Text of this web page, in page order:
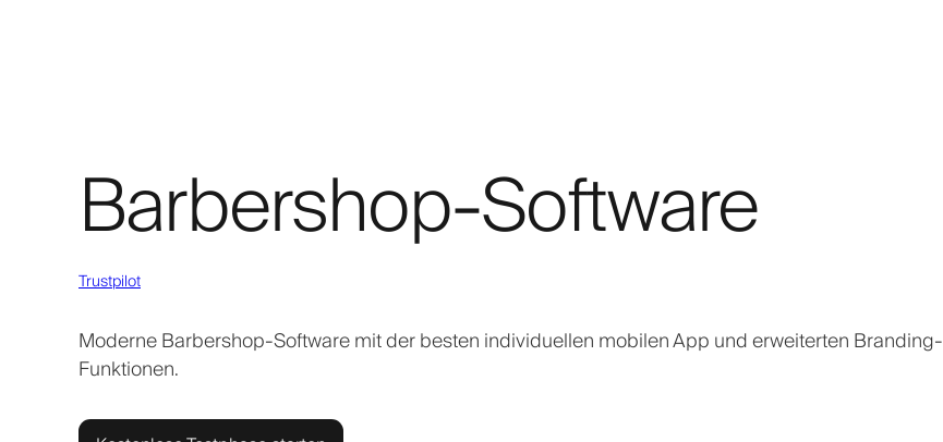
Barbershop-Software
Trustpilot
Moderne Barbershop-Software mit der besten individuellen mobilen App und erweiterten Branding-
Funktionen.